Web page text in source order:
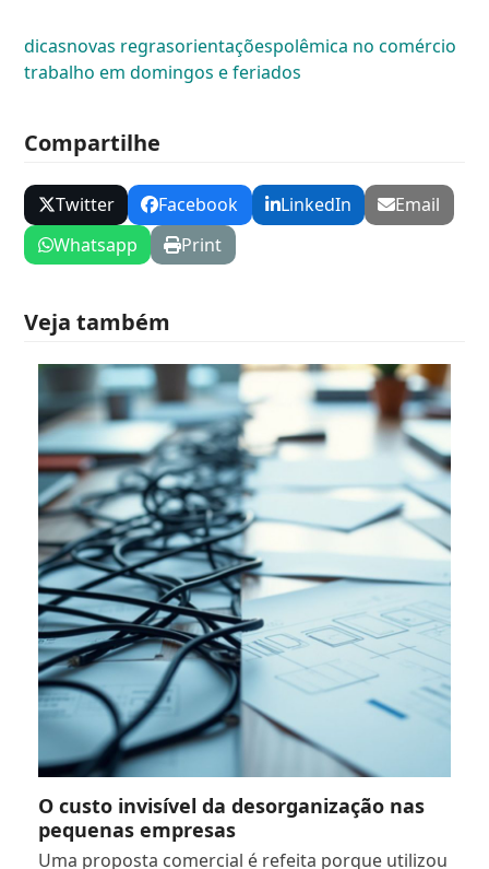
dicasnovas regrasorientaçõespolêmica no comércio
trabalho em domingos e feriados
Compartilhe
Twitter Facebook LinkedIn
Email
Whatsapp
Print
Veja também
O custo invisível da desorganização nas
pequenas empresas
Uma proposta comercial é refeita porque utilizou